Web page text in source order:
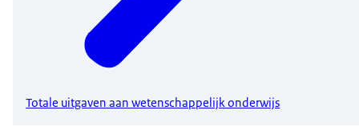
Totale uitgaven aan wetenschappelijk onderwijs